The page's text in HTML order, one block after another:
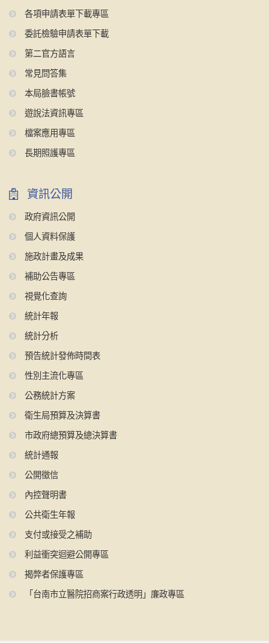
各項申請表單下載專區
委託檢驗申請表單下載
第二官方語言
常見問答集
本局臉書帳號
遊說法資訊專區
檔案應用專區
長期照護專區
資訊公開
政府資訊公開
個人資料保護
施政計畫及成果
補助公告專區
視覺化查詢
統計年報
統計分析
預告統計發佈時間表
性別主流化專區
公務統計方案
衛生局預算及決算書
市政府總預算及總決算書
統計通報
公開徵信
內控聲明書
公共衛生年報
支付或接受之補助
利益衝突迴避公開專區
揭弊者保護專區
「台南市立醫院招商案行政透明」廉政專區